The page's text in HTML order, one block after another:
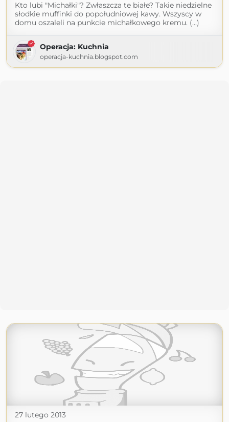
Kto lubi "Michałki"? Zwłaszcza te białe? Takie niedzielne
słodkie muffinki do popołudniowej kawy. Wszyscy w
domu oszaleli na punkcie michałkowego kremu. (...)
Operacja: Kuchnia
operacja-kuchnia.blogspot.com
27 lutego 2013